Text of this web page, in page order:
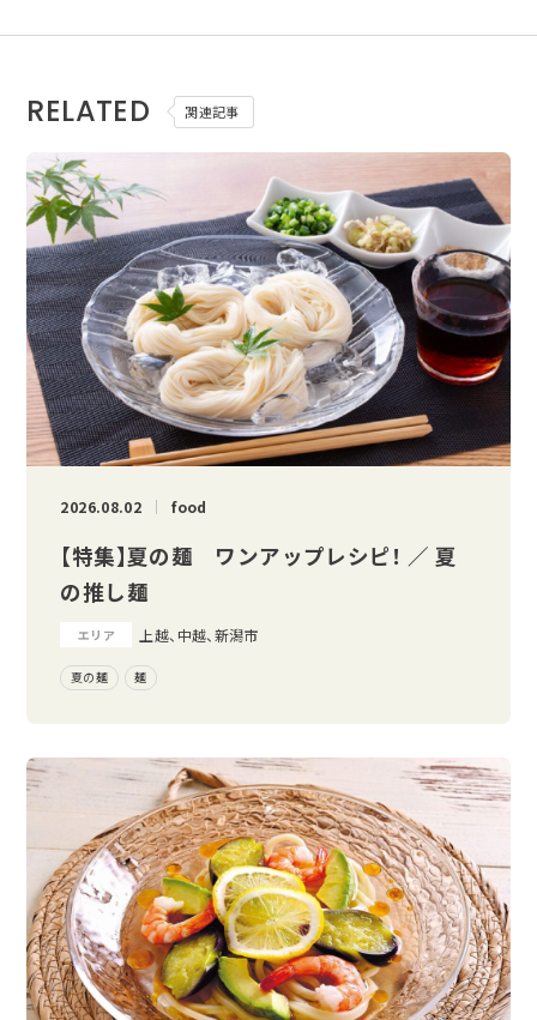
RELATED 関連記事
2026.08.02 food
【特集】夏の麺 ワンアップレシピ！ ／ 夏
の推し麺
エリア 上越、中越、新潟市
夏の麺 麺